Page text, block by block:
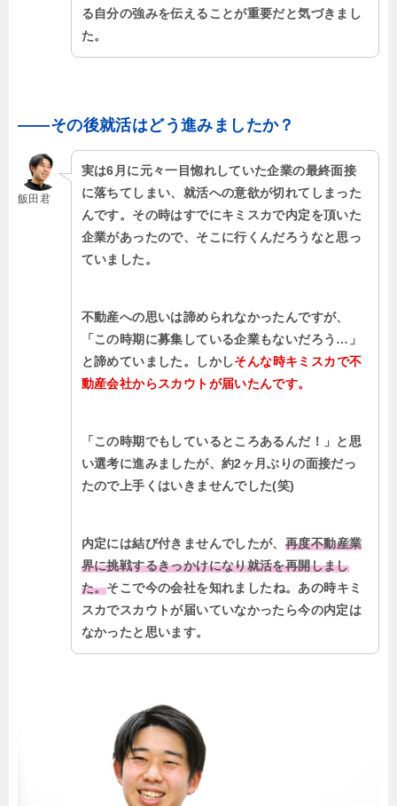
る自分の強みを伝えることが重要だと気づきまし
た。
――その後就活はどう進みましたか？
飯田君
実は6月に元々一目惚れしていた企業の最終面接
に落ちてしまい、就活への意欲が切れてしまった
んです。その時はすでにキミスカで内定を頂いた
企業があったので、そこに行くんだろうなと思っ
ていました。
不動産への思いは諦められなかったんですが、
「この時期に募集している企業もないだろう…」
と諦めていました。しかしそんな時キミスカで不
動産会社からスカウトが届いたんです。
「この時期でもしているところあるんだ！」と思
い選考に進みましたが、約2ヶ月ぶりの面接だっ
たので上手くはいきませんでした(笑)
内定には結び付きませんでしたが、 再度不動産業
界に挑戦するきっかけになり就活を再開しまし
た。そこで今の会社を知れましたね。あの時キミ
スカでスカウトが届いていなかったら今の内定は
なかったと思います。